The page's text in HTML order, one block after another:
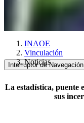
INAOE
Vinculación
Noticias
Interruptor de Navegación
La estadística, puente
sus